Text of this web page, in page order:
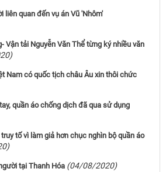
liên quan đến vụ án Vũ 'Nhôm'
Vận tải Nguyễn Văn Thể từng ký nhiều văn
Nam có quốc tịch châu Âu xin thôi chức
quần áo chống dịch đã qua sử dụng
tố vì làm giả hơn chục nghìn bộ quần áo
tại Thanh Hóa (04/08/2020)